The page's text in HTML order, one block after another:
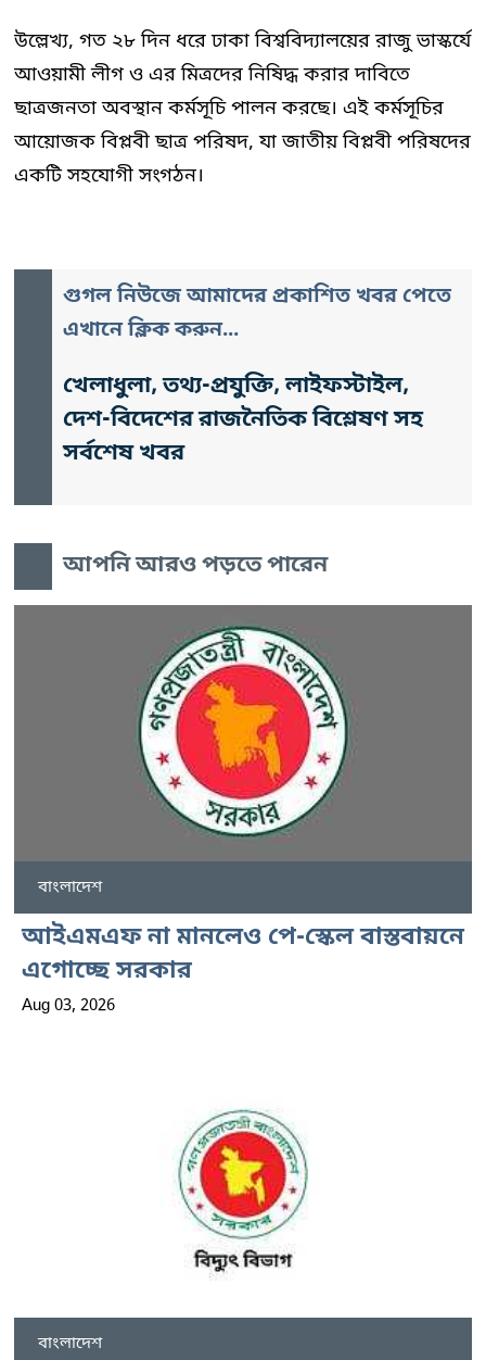
উল্লেখ্য, গত ২৮ দিন ধরে ঢাকা বিশ্ববিদ্যালয়ের রাজু ভাস্কর্যে
আওয়ামী লীগ ও এর মিত্রদের নিষিদ্ধ করার দাবিতে
ছাত্রজনতা অবস্থান কর্মসূচি পালন করছে। এই কর্মসূচির
আয়োজক বিপ্লবী ছাত্র পরিষদ, যা জাতীয় বিপ্লবী পরিষদের
একটি সহযোগী সংগঠন।
গুগল নিউজে আমাদের প্রকাশিত খবর পেতে
এখানে ক্লিক করুন...
খেলাধুলা, তথ্য-প্রযুক্তি, লাইফস্টাইল,
দেশ-বিদেশের রাজনৈতিক বিশ্লেষণ সহ
সর্বশেষ খবর
আপনি আরও পড়তে পারেন
বাংলাদেশ
আইএমএফ না মানলেও পে-স্কেল বাস্তবায়নে
এগোচ্ছে সরকার
Aug 03, 2026
বাংলাদেশ